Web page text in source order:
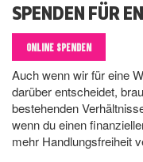
SPENDEN FÜR
ONLINE SPENDEN
Auch wenn wir für eine
darüber entscheidet,
bestehenden
wenn du einen
mehr Handlungsfreiheit